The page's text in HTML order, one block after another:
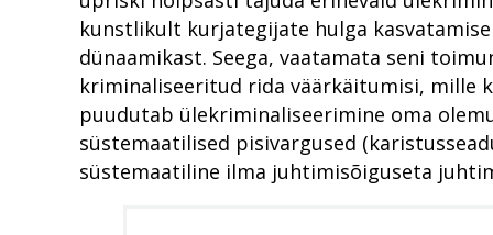
kunstlikult kurjategijate hulga
dünaamikast. Seega, vaatamata seni
kriminaliseeritud rida väärkäitumisi, mille
puudutab ülekriminaliseerimine oma
süstemaatilised pisivargused
süstemaatiline ilma juhtimisõiguseta